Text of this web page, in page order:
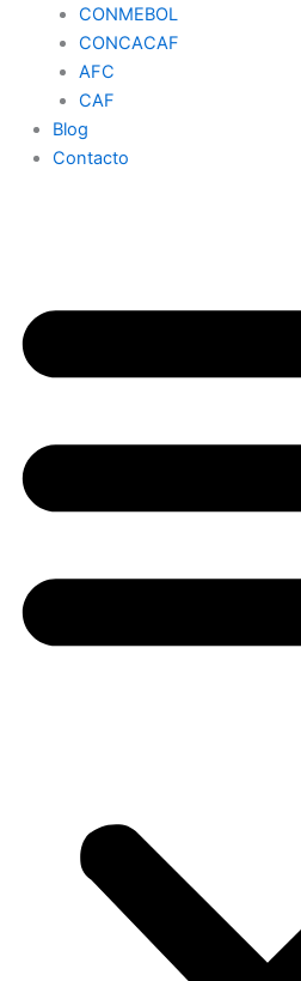
CONMEBOL
CONCACAF
AFC
CAF
Blog
Contacto